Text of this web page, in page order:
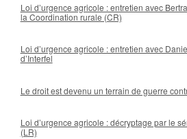
Loi d’urgence agricole : entretien avec
la Coordination rurale (CR)
Loi d’urgence agricole : entretien avec
d’Interfel
Le droit est devenu un terrain de guerre
Loi d’urgence agricole : décryptage par le
(LR)